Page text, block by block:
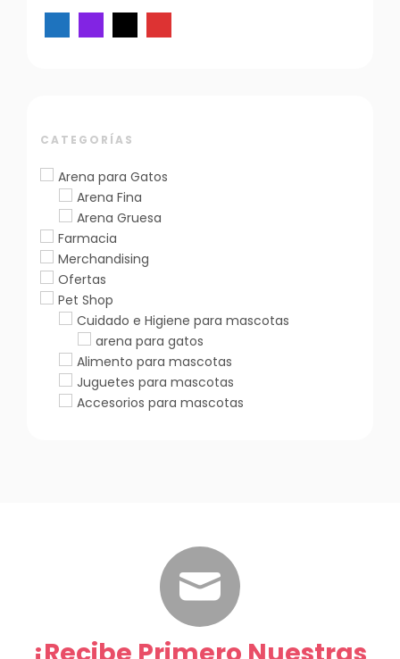
CATEGORÍAS
Arena para Gatos
Arena Fina
Arena Gruesa
Farmacia
Merchandising
Ofertas
Pet Shop
Cuidado e Higiene para mascotas
arena para gatos
Alimento para mascotas
Juguetes para mascotas
Accesorios para mascotas